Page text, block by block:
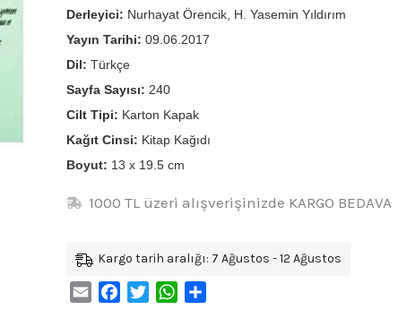
Derleyici: Nurhayat Örencik, H. Yasemin Yıldırım
Yayın Tarihi: 09.06.2017
Dil: Türkçe
Sayfa Sayısı: 240
Cilt Tipi: Karton Kapak
Kağıt Cinsi: Kitap Kağıdı
Boyut: 13 x 19.5 cm
1000 TL üzeri alışverişinizde KARGO BEDAVA
Kargo tarih aralığı: 7 Ağustos - 12 Ağustos
Email FacebookTwitterWhatsApp